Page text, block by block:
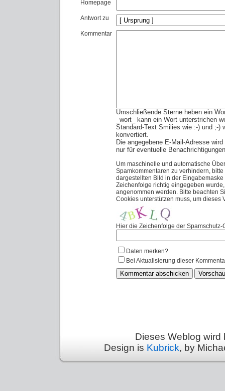
Homepage
Antwort zu
Kommentar
Umschließende Sterne heben ein
_wort_ kann ein Wort unterstrichen
Standard-Text Smilies wie :-) und ;-)
konvertiert.
Die angegebene E-Mail-Adresse
nur für eventuelle
Um maschinelle und automatische
Spamkommentaren zu verhindern,
dargestellten Bild in der
Zeichenfolge richtig eingegeben
angenommen werden. Bitte beachten
Cookies unterstützen muss, um dieses
Hier die Zeichenfolge der Spamschutz-
Daten merken?
Bei Aktualisierung dieser
Dieses Weblog
Design is Kubrick, by